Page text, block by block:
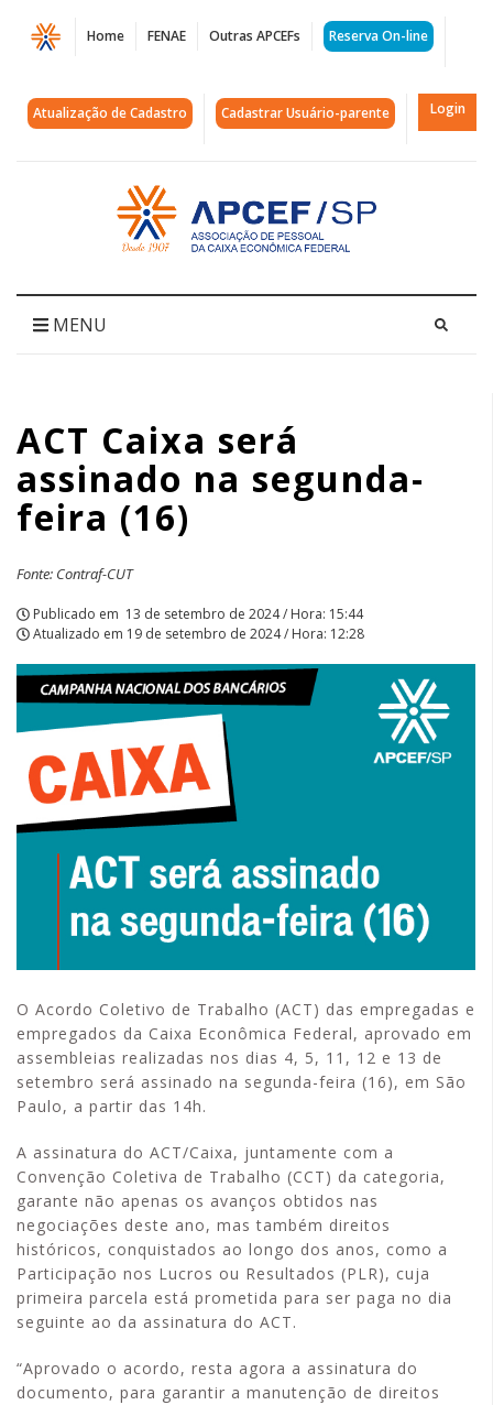
Página
ACT
Caixa
assinado
feira
APCEF/SP
Home FENAE Outras APCEFs Reserva On-line
Atualização de Cadastro Cadastrar Usuário-parente Login
Acessar
página
inicial
MENU
ACT Caixa será
assinado na segunda-
feira (16)
Fonte: Contraf-CUT
Publicado em 13 de setembro de 2024 / Hora: 15:44
Atualizado em 19 de setembro de 2024 / Hora: 12:28
O Acordo Coletivo de Trabalho (ACT) das empregadas e
empregados da Caixa Econômica Federal, aprovado em
assembleias realizadas nos dias 4, 5, 11, 12 e 13 de
setembro será assinado na segunda-feira (16), em São
Paulo, a partir das 14h.
A assinatura do ACT/Caixa, juntamente com a
Convenção Coletiva de Trabalho (CCT) da categoria,
garante não apenas os avanços obtidos nas
negociações deste ano, mas também direitos
históricos, conquistados ao longo dos anos, como a
Participação nos Lucros ou Resultados (PLR), cuja
primeira parcela está prometida para ser paga no dia
seguinte ao da assinatura do ACT.
“Aprovado o acordo, resta agora a assinatura do
documento, para garantir a manutenção de direitos